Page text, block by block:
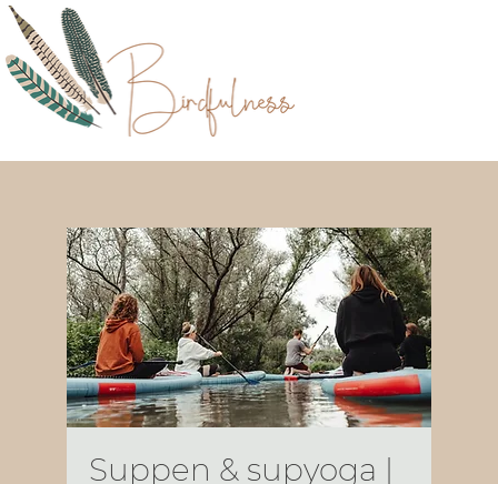
Suppen & supyoga |